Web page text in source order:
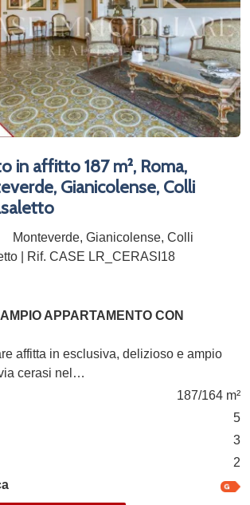
in affitto 187 m², Roma,
Gianicolense, Colli
Monteverde, Gianicolense, Colli
| Rif. CASE LR_CERASI18
APPARTAMENTO CON
affitta in esclusiva, delizioso e ampio
cerasi nel…
187/164 m²
5
3
2